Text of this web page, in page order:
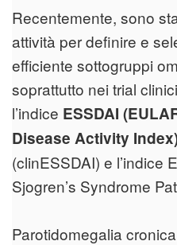
Recentemente, sono
attività per definire e
efficiente sottogruppi
soprattutto nei trial
l’indice ESSDAI
Disease Activity
(clinESSDAI) e l’indice
Sjogren’s Syndrome
Parotidomegalia